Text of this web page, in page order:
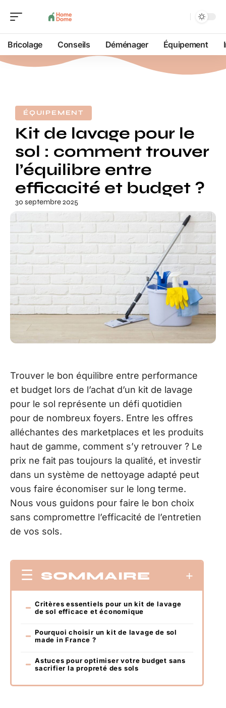
Bricolage Conseils Déménager Équipement
ÉQUIPEMENT
Kit de lavage pour le
sol : comment trouver
l’équilibre entre
efficacité et budget ?
30 septembre 2025
Trouver le bon équilibre entre performance
et budget lors de l’achat d’un kit de lavage
pour le sol représente un défi quotidien
pour de nombreux foyers. Entre les offres
alléchantes des marketplaces et les produits
haut de gamme, comment s’y retrouver ? Le
prix ne fait pas toujours la qualité, et investir
dans un système de nettoyage adapté peut
vous faire économiser sur le long terme.
Nous vous guidons pour faire le bon choix
sans compromettre l’efficacité de l’entretien
de vos sols.
SOMMAIRE
Critères essentiels pour un kit de lavage
de sol efficace et économique
Pourquoi choisir un kit de lavage de sol
made in France ?
Astuces pour optimiser votre budget sans
sacrifier la propreté des sols